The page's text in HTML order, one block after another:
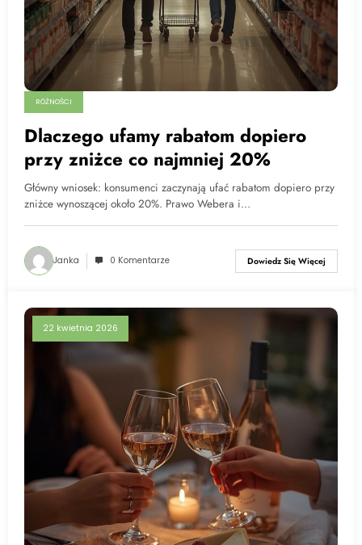
RÓŻNOŚCI
Dlaczego ufamy rabatom dopiero
przy zniżce co najmniej 20%
Główny wniosek: konsumenci zaczynają ufać rabatom dopiero przy
zniżce wynoszącej około 20%. Prawo Webera i…
Janka 0 Komentarze Dowiedz Się Więcej
22 kwietnia 2026